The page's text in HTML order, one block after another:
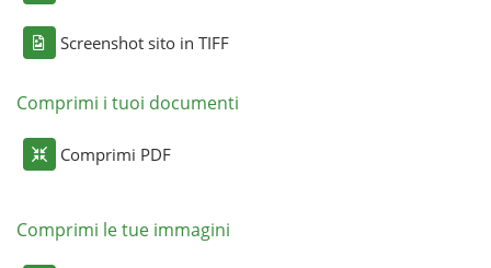
Screenshot sito in TIFF
Comprimi i tuoi documenti
Comprimi PDF
Comprimi le tue immagini